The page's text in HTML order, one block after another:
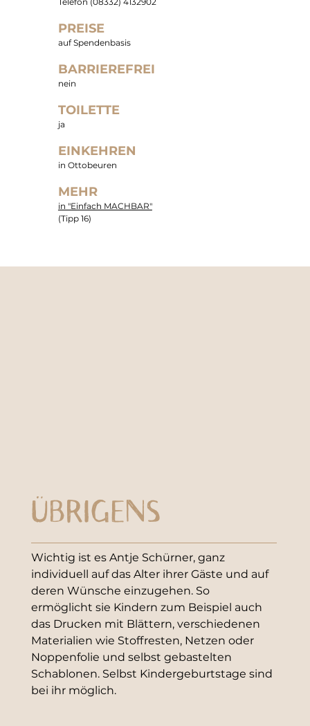
PREISE
auf Spendenbasis
BARRIEREFREI
nein
TOILETTE
ja
EINKEHREN
in Ottobeuren
MEHR
in "Einfach MACHBAR"
(Tipp 16)
ÜBRIGENS
Wichtig ist es Antje Schürner, ganz
individuell auf das Alter ihrer Gäste und auf
deren Wünsche einzugehen. So
ermöglicht sie Kindern zum Beispiel auch
das Drucken mit Blättern, verschiedenen
Materialien wie Stoffresten, Netzen oder
Noppenfolie und selbst gebastelten
Schablonen. Selbst Kindergeburtstage sind
bei ihr möglich.